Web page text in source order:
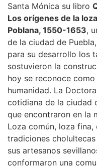
Santa Mónica su libro
Los orígenes de la
Poblana, 1550-1653,
de la ciudad de
para su desarrollo los
sostuvieron la
hoy se reconoce
humanidad. La
cotidiana de la ciudad
que encontraron en la
Loza común, loza
tradiciones
sus artesanos
conformaron una